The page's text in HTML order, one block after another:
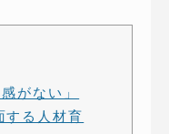
土日祝定休 )
がない」
る人材育